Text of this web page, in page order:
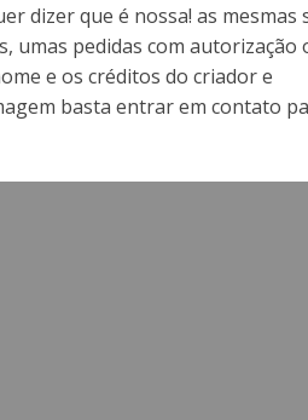
dizer que é nossa! as mesmas
umas pedidas com autorização
e os créditos do criador e
basta entrar em contato